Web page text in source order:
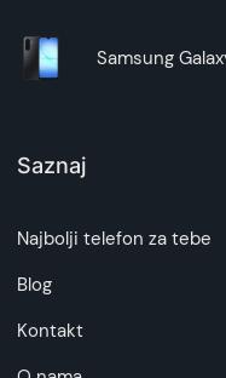
Samsung
Saznaj
Najbolji telefon za tebe
Blog
Kontakt